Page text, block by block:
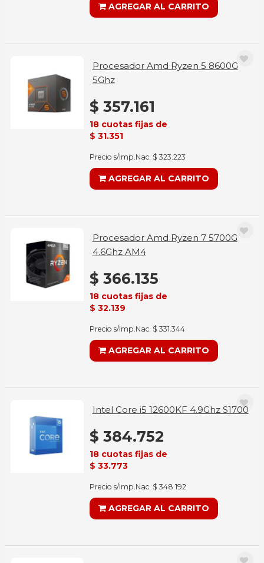
AGREGAR AL CARRITO
Procesador Amd Ryzen 5 8600G
5Ghz
$ 357.161
18 cuotas fijas de
$ 31.351
Precio s/Imp.Nac. $ 323.223
AGREGAR AL CARRITO
Procesador Amd Ryzen 7 5700G
4.6Ghz AM4
$ 366.135
18 cuotas fijas de
$ 32.139
Precio s/Imp.Nac. $ 331.344
AGREGAR AL CARRITO
Intel Core i5 12600KF 4.9Ghz S1700
$ 384.752
18 cuotas fijas de
$ 33.773
Precio s/Imp.Nac. $ 348.192
AGREGAR AL CARRITO